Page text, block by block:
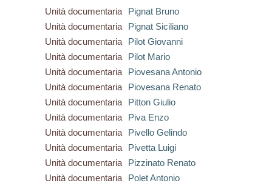
Unità documentaria
Pignat Bruno
Unità documentaria
Pignat Siciliano
Unità documentaria
Pilot Giovanni
Unità documentaria
Pilot Mario
Unità documentaria
Piovesana Antonio
Unità documentaria
Piovesana Renato
Unità documentaria
Pitton Giulio
Unità documentaria
Piva Enzo
Unità documentaria
Pivello Gelindo
Unità documentaria
Pivetta Luigi
Unità documentaria
Pizzinato Renato
Unità documentaria
Polet Antonio